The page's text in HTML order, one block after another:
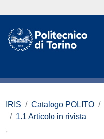
IRIS Catalogo POLITO
1.1 Articolo in rivista